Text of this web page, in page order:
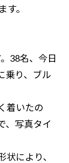
。
38名、今日
乗り、ブル
着いたの
、写真タイ
により、